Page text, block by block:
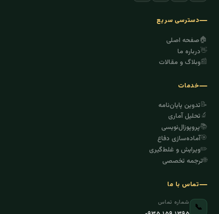
دسترسی سریع
🏠صفحه اصلی
👋درباره ما
📰وبلاگ و مقالات
خدمات
📝تدوین پایان‌نامه
🔬تحلیل آماری
📚پروپوزال‌نویسی
🎯آماده‌سازی دفاع
✏️ویرایش و غلط‌گیری
🌐ترجمه تخصصی
تماس با ما
📞 شماره تماس